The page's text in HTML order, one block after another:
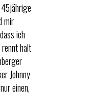
mir
ich
halt
Johnny
einen,